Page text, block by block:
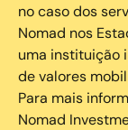
no caso dos
Nomad nos
uma instituição
de valores
Para mais
Nomad